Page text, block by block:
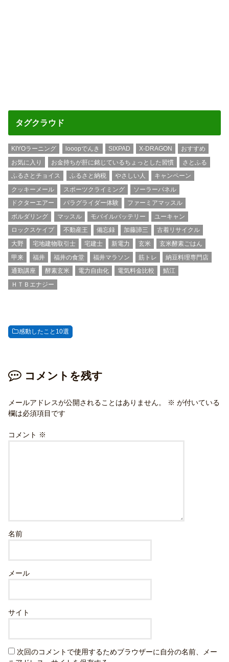
タグクラウド
KIYOラーニング looopでんき SIXPAD X-DRAGON
おすすめ
お気に入り
お金持ちが肝に銘じているちょっとした習慣
さとふる
ふるさとチョイス
ふるさと納税 やさしい人
キャンペーン
クッキーメール
スポーツクライミング
ソーラーパネル
ドクターエアー
パラグライダー体験
ファーミアマッスル
ボルダリング
マッスル モバイルバッテリー
ユーキャン
ロックスケイプ
不動産王 備忘録 加藤諦三
古着リサイクル
大野
宅地建物取引士 宅建士 新電力 玄米
玄米酵素ごはん
甲来
福井 福井の食堂 福井マラソン 筋トレ
納豆料理専門店
通勤講座
酵素玄米 電力自由化 電気料金比較
鯖江
ＨＴＢエナジー
感動したこと10選
コメントを残す
メールアドレスが公開されることはありません。 ※ が付いている
欄は必須項目です
コメント ※
名前
メール
サイト
次回のコメントで使用するためブラウザーに自分の名前、メー